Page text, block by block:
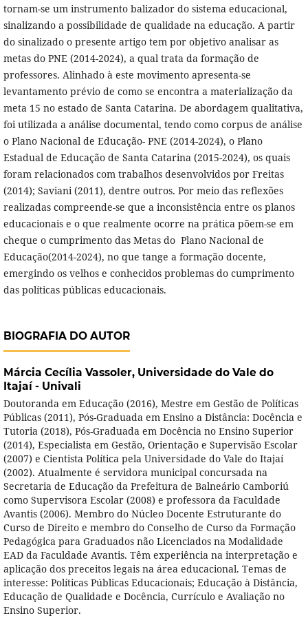
tornam-se um instrumento balizador do sistema educacional,
sinalizando a possibilidade de qualidade na educação. A partir
do sinalizado o presente artigo tem por objetivo analisar as
metas do PNE (2014-2024), a qual trata da formação de
professores. Alinhado à este movimento apresenta-se
levantamento prévio de como se encontra a materialização da
meta 15 no estado de Santa Catarina. De abordagem qualitativa,
foi utilizada a análise documental, tendo como corpus de análise
o Plano Nacional de Educação- PNE (2014-2024), o Plano
Estadual de Educação de Santa Catarina (2015-2024), os quais
foram relacionados com trabalhos desenvolvidos por Freitas
(2014); Saviani (2011), dentre outros. Por meio das reflexões
realizadas compreende-se que a inconsistência entre os planos
educacionais e o que realmente ocorre na prática põem-se em
cheque o cumprimento das Metas do Plano Nacional de
Educação(2014-2024), no que tange a formação docente,
emergindo os velhos e conhecidos problemas do cumprimento
das políticas públicas educacionais.
BIOGRAFIA DO AUTOR
Márcia Cecília Vassoler, Universidade do Vale do
Itajaí - Univali
Doutoranda em Educação (2016), Mestre em Gestão de Políticas
Públicas (2011), Pós-Graduada em Ensino a Distância: Docência e
Tutoria (2018), Pós-Graduada em Docência no Ensino Superior
(2014), Especialista em Gestão, Orientação e Supervisão Escolar
(2007) e Cientista Política pela Universidade do Vale do Itajaí
(2002). Atualmente é servidora municipal concursada na
Secretaria de Educação da Prefeitura de Balneário Camboriú
como Supervisora Escolar (2008) e professora da Faculdade
Avantis (2006). Membro do Núcleo Docente Estruturante do
Curso de Direito e membro do Conselho de Curso da Formação
Pedagógica para Graduados não Licenciados na Modalidade
EAD da Faculdade Avantis. Têm experiência na interpretação e
aplicação dos preceitos legais na área educacional. Temas de
interesse: Políticas Públicas Educacionais; Educação à Distância,
Educação de Qualidade e Docência, Currículo e Avaliação no
Ensino Superior.